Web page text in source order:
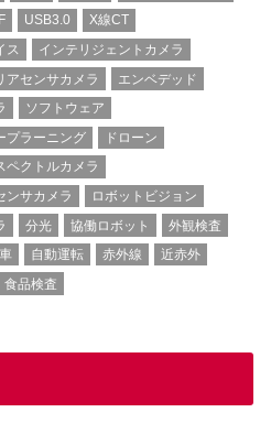
USB3.0
X線CT
ス
インテリジェントカメラ
アセンサカメラ
エンベデッド
ソフトウェア
プラーニング
ドローン
ペクトルカメラ
ンサカメラ
ロボットビジョン
分光 協働ロボット
外観検査
自動運転 赤外線
近赤外
食品検査